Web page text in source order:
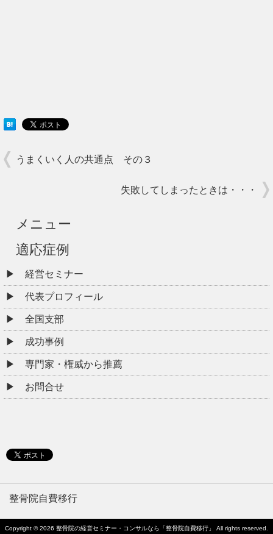
うまくいく人の共通点 その３
失敗してしまったときは・・・
メニュー
適応症例
経営セミナー
代表プロフィール
全国支部
成功事例
専門家・権威から推薦
お問合せ
整骨院自費移行
Copyright © 2026 整骨院の経営セミナー・コンサルなら「整骨院自費移行」 All rights reserved.